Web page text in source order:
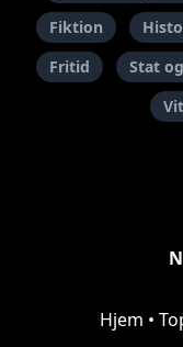
Fiktion
Fritid
Stat
Hjem •